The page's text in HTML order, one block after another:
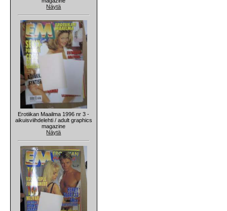
Näytä
Erotiikan Maailma 1996 nr 3 -
aikuisviihdelehti / adult graphics
magazine
Näytä